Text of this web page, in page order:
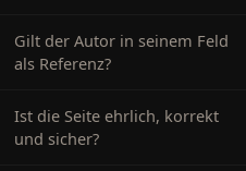
Gilt der Autor in seinem Feld
als Referenz?
Ist die Seite ehrlich, korrekt
und sicher?